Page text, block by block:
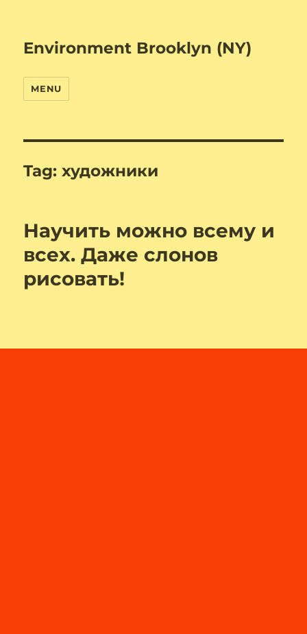
Environment Brooklyn (NY)
MENU
Tag:художники
Научить можно всему и
всех. Даже слонов
рисовать!